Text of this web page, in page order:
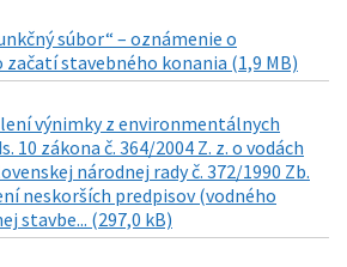
súbor“ – oznámenie o
stavebného konania (1,9 MB)
výnimky z environmentálnych
10 zákona č. 364/2004 Z. z. o vodách
národnej rady č. 372/1990 Zb.
neskorších predpisov (vodného
stavbe... (297,0 kB)